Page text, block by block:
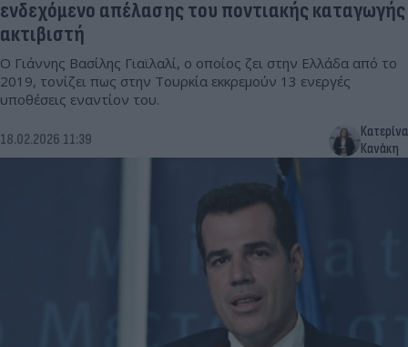
ενδεχόμενο απέλασης του ποντιακής καταγωγής
ακτιβιστή
Ο Γιάννης Βασίλης Γιαϊλαλί, ο οποίος ζει στην Ελλάδα από το
2019, τονίζει πως στην Τουρκία εκκρεμούν 13 ενεργές
υποθέσεις εναντίον του.
18.02.2026 11:39
Κατερίνα
Κανάκη